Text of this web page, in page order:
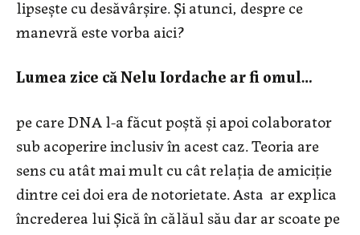
lipsește cu desăvârșire. Și atunci, despre ce
manevră este vorba aici?
Lumea zice că Nelu Iordache ar fi omul…
pe care DNA l-a făcut poștă și apoi colaborator
sub acoperire inclusiv în acest caz. Teoria are
sens cu atât mai mult cu cât relația de amiciție
dintre cei doi era de notorietate. Asta ar explica
încrederea lui Șică în călăul său dar ar scoate pe